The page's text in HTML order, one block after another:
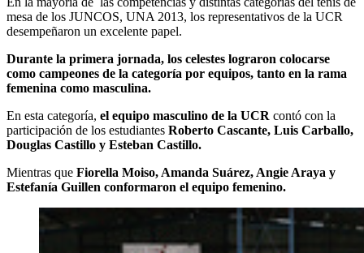
mesa de los JUNCOS, UNA 2013, los representativos de la UCR
desempeñaron un excelente papel.
Durante la primera jornada, los celestes lograron colocarse
como campeones de la categoría por equipos, tanto en la rama
femenina como masculina.
En esta categoría, el equipo masculino de la UCR contó con la
participación de los estudiantes Roberto Cascante, Luis Carballo,
Douglas Castillo y Esteban Castillo.
Mientras que Fiorella Moiso, Amanda Suárez, Angie Araya y
Estefanía Guillen conformaron el equipo femenino.